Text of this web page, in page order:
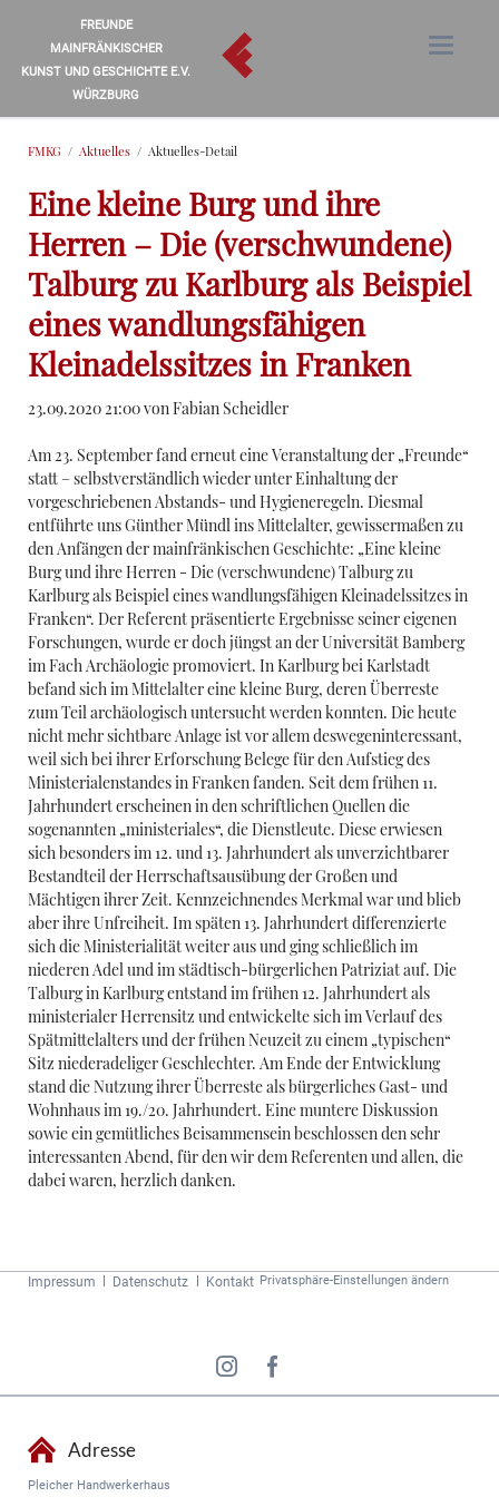
FREUNDE
MAINFRÄNKISCHER
KUNST UND GESCHICHTE E.V.
WÜRZBURG
FMKG Aktuelles Aktuelles-Detail
Eine kleine Burg und ihre
Herren – Die (verschwundene)
Talburg zu Karlburg als Beispiel
eines wandlungsfähigen
Kleinadelssitzes in Franken
23.09.2020 21:00von Fabian Scheidler
Am 23. September fand erneut eine Veranstaltung der „Freunde“
statt – selbstverständlich wieder unter Einhaltung der
vorgeschriebenen Abstands- und Hygieneregeln. Diesmal
entführte uns Günther Mündl ins Mittelalter, gewissermaßen zu
den Anfängen der mainfränkischen Geschichte: „Eine kleine
Burg und ihre Herren - Die (verschwundene) Talburg zu
Karlburg als Beispiel eines wandlungsfähigen Kleinadelssitzes in
Franken“. Der Referent präsentierte Ergebnisse seiner eigenen
Forschungen, wurde er doch jüngst an der Universität Bamberg
im Fach Archäologie promoviert. In Karlburg bei Karlstadt
befand sich im Mittelalter eine kleine Burg, deren Überreste
zum Teil archäologisch untersucht werden konnten. Die heute
nicht mehr sichtbare Anlage ist vor allem deswegeninteressant,
weil sich bei ihrer Erforschung Belege für den Aufstieg des
Ministerialenstandes in Franken fanden. Seit dem frühen 11.
Jahrhundert erscheinen in den schriftlichen Quellen die
sogenannten „ministeriales“, die Dienstleute. Diese erwiesen
sich besonders im 12. und 13. Jahrhundert als unverzichtbarer
Bestandteil der Herrschaftsausübung der Großen und
Mächtigen ihrer Zeit. Kennzeichnendes Merkmal war und blieb
aber ihre Unfreiheit. Im späten 13. Jahrhundert differenzierte
sich die Ministerialität weiter aus und ging schließlich im
niederen Adel und im städtisch-bürgerlichen Patriziat auf. Die
Talburg in Karlburg entstand im frühen 12. Jahrhundert als
ministerialer Herrensitz und entwickelte sich im Verlauf des
Spätmittelalters und der frühen Neuzeit zu einem „typischen“
Sitz niederadeliger Geschlechter. Am Ende der Entwicklung
stand die Nutzung ihrer Überreste als bürgerliches Gast- und
Wohnhaus im 19./20. Jahrhundert. Eine muntere Diskussion
sowie ein gemütliches Beisammensein beschlossen den sehr
interessanten Abend, für den wir dem Referenten und allen, die
dabei waren, herzlich danken.
Navigation
Impressum Datenschutz Kontakt Privatsphäre-Einstellungen ändern
Adresse
Pleicher Handwerkerhaus